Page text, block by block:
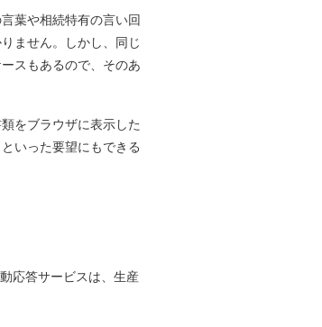
葉や相続特有の言い回
ません。しかし、同じ
スもあるので、そのあ
をブラウザに表示した
いった要望にもできる
応答サービスは、生産